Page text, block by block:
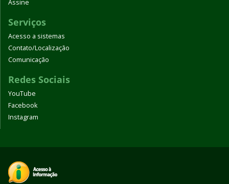
Assine
Serviços
Acesso a sistemas
Contato/Localização
Comunicação
Redes Sociais
YouTube
Facebook
Instagram